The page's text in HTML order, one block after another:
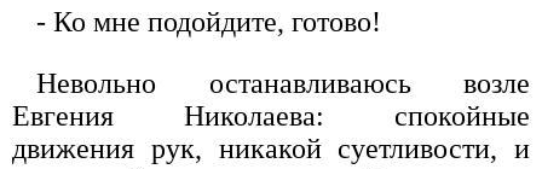
- Ко мне подойдите, готово!
Невольно останавливаюсь возле
Евгения Николаева: спокойные
движения рук, никакой суетливости, и